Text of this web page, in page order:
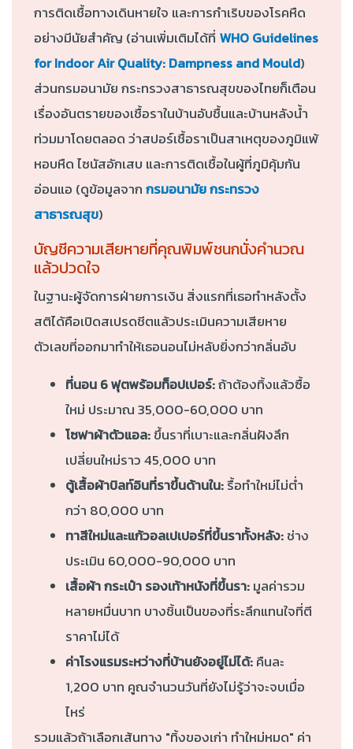
การติดเชื้อทางเดินหายใจ และการกำเริบของโรคหืด
อย่างมีนัยสำคัญ (อ่านเพิ่มเติมได้ที่ WHO Guidelines
for Indoor Air Quality: Dampness and Mould)
ส่วนกรมอนามัย กระทรวงสาธารณสุขของไทยก็เตือน
เรื่องอันตรายของเชื้อราในบ้านอับชื้นและบ้านหลังน้ำ
ท่วมมาโดยตลอด ว่าสปอร์เชื้อราเป็นสาเหตุของภูมิแพ้
หอบหืด ไซนัสอักเสบ และการติดเชื้อในผู้ที่ภูมิคุ้มกัน
อ่อนแอ (ดูข้อมูลจากกรมอนามัย กระทรวง
สาธารณสุข)
บัญชีความเสียหายที่คุณพิมพ์ชนกนั่งคำนวณ
แล้วปวดใจ
ในฐานะผู้จัดการฝ่ายการเงิน สิ่งแรกที่เธอทำหลังตั้ง
สติได้คือเปิดสเปรดชีตแล้วประเมินความเสียหาย
ตัวเลขที่ออกมาทำให้เธอนอนไม่หลับยิ่งกว่ากลิ่นอับ
ที่นอน 6 ฟุตพร้อมท็อปเปอร์:ถ้าต้องทิ้งแล้วซื้อ
ใหม่ ประมาณ 35,000-60,000 บาท
โซฟาผ้าตัวแอล:ขึ้นราที่เบาะและกลิ่นฝังลึก
เปลี่ยนใหม่ราว 45,000 บาท
ตู้เสื้อผ้าบิลท์อินที่ราขึ้นด้านใน:รื้อทำใหม่ไม่ต่ำ
กว่า 80,000 บาท
ทาสีใหม่และแก้วอลเปเปอร์ที่ขึ้นราทั้งหลัง:ช่าง
ประเมิน 60,000-90,000 บาท
เสื้อผ้า กระเป๋า รองเท้าหนังที่ขึ้นรา:มูลค่ารวม
หลายหมื่นบาท บางชิ้นเป็นของที่ระลึกแทนใจที่ตี
ราคาไม่ได้
ค่าโรงแรมระหว่างที่บ้านยังอยู่ไม่ได้:คืนละ
1,200 บาท คูณจำนวนวันที่ยังไม่รู้ว่าจะจบเมื่อ
ไหร่
รวมแล้วถ้าเลือกเส้นทาง "ทิ้งของเก่า ทำใหม่หมด" ค่า